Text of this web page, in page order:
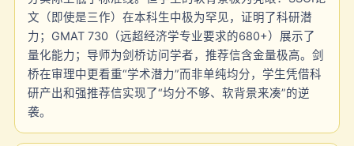
文（即使是三作）在本科生中极为罕见，证明了科研潜
力；GMAT 730（远超经济学专业要求的680+）展示了
量化能力；导师为剑桥访问学者，推荐信含金量极高。剑
桥在审理中更看重“学术潜力”而非单纯均分，学生凭借科
研产出和强推荐信实现了“均分不够、软背景来凑”的逆
袭。